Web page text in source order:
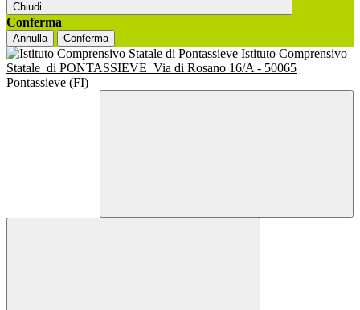
Chiudi
Conferma
Annulla Conferma
Istituto Comprensivo
Statale di PONTASSIEVE Via di Rosano 16/A - 50065
Pontassieve (FI)